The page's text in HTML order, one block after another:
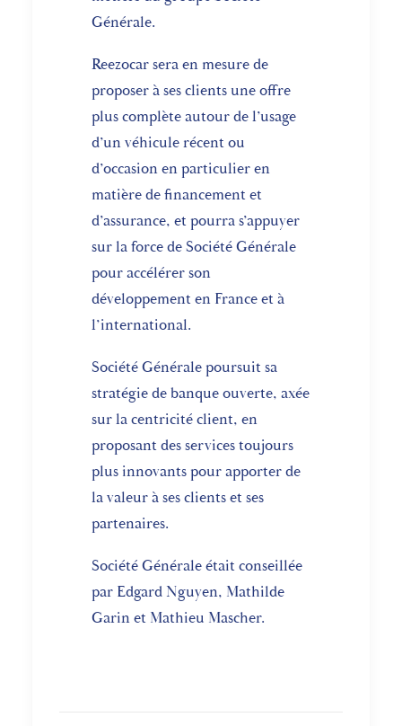
Générale.
Reezocar sera en mesure de
proposer à ses clients une offre
plus complète autour de l’usage
d’un véhicule récent ou
d’occasion en particulier en
matière de financement et
d’assurance, et pourra s’appuyer
sur la force de Société Générale
pour accélérer son
développement en France et à
l’international.
Société Générale poursuit sa
stratégie de banque ouverte, axée
sur la centricité client, en
proposant des services toujours
plus innovants pour apporter de
la valeur à ses clients et ses
partenaires.
Société Générale était conseillée
par Edgard Nguyen, Mathilde
Garin et Mathieu Mascher.